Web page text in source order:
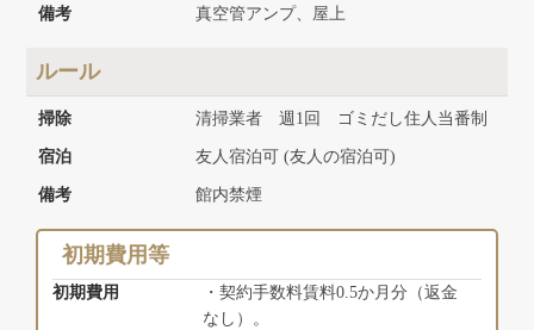
備考 真空管アンプ、屋上
ルール
掃除 清掃業者 週1回 ゴミだし住人当番制
宿泊 友人宿泊可 (友人の宿泊可)
備考 館内禁煙
初期費用等
初期費用
・契約手数料賃料0.5か月分（返金
なし）。